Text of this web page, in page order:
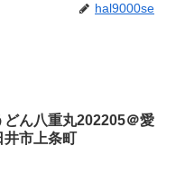
hal9000se
どん八重丸202205＠愛
井市上条町